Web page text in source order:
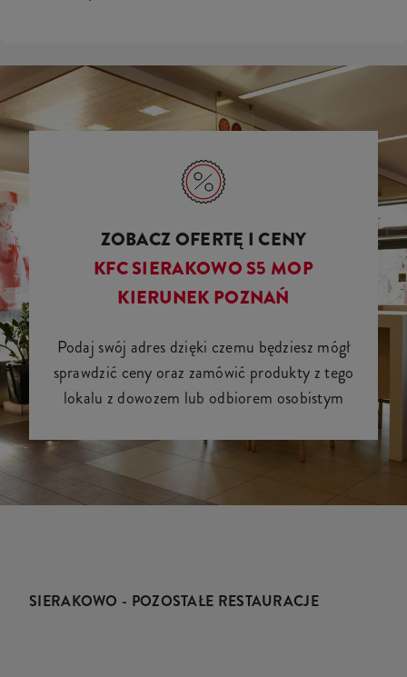
ZOBACZ OFERTĘ I CENY
KFC SIERAKOWO S5 MOP
KIERUNEK POZNAŃ
Podaj swój adres dzięki czemu będziesz mógł
sprawdzić ceny oraz zamówić produkty z tego
lokalu z dowozem lub odbiorem osobistym
SIERAKOWO - POZOSTAŁE RESTAURACJE